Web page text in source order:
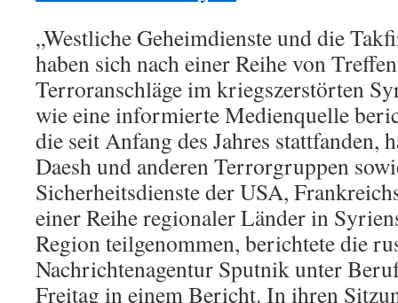
„Westliche Geheimdienste und die
haben sich nach einer Reihe von
Terroranschläge im kriegszerstörten
wie eine informierte Medienquelle
die seit Anfang des Jahres stattfanden,
Daesh und anderen Terrorgruppen
Sicherheitsdienste der USA,
einer Reihe regionaler Länder in
Region teilgenommen, berichtete die
Nachrichtenagentur Sputnik unter
Freitag in einem Bericht. In ihren